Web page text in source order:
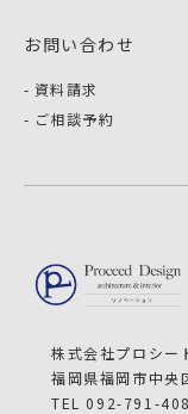
お問い合わせ
資料請求
ご相談予約
株式会社プロシー
福岡県福岡市中
TEL 092-791-